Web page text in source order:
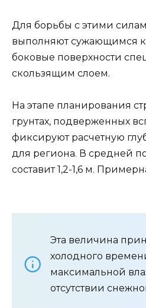
Для борьбы с этими
выполняют сужающимся
боковые поверхности
скользящим слоем.
На этапе планирования
грунтах, подверженных
фиксируют расчетную
для региона. В средней
составит 1,2-1,6 м.
Эта величина
холодного
максимальной
отсутствии